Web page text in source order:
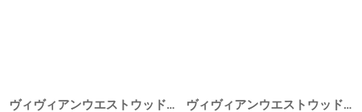
ヴィヴィアンウエストウッド 中古 / ハンカチーフ アイボリーフラワー柄 O-26-08-02-060-gd-IG-OS ヴィヴィアンウエストウッド 中古 / ハンカチーフ ピンクファイアー柄×オーブ刺繍 O-26-08-02-063-gd-IG-OS